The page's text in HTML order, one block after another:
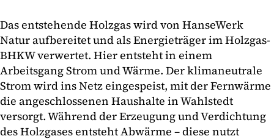
Das entstehende Holzgas wird von HanseWerk
Natur aufbereitet und als Energieträger im Holzgas-
BHKW verwertet. Hier entsteht in einem
Arbeitsgang Strom und Wärme. Der klimaneutrale
Strom wird ins Netz eingespeist, mit der Fernwärme
die angeschlossenen Haushalte in Wahlstedt
versorgt. Während der Erzeugung und Verdichtung
des Holzgases entsteht Abwärme – diese nutzt